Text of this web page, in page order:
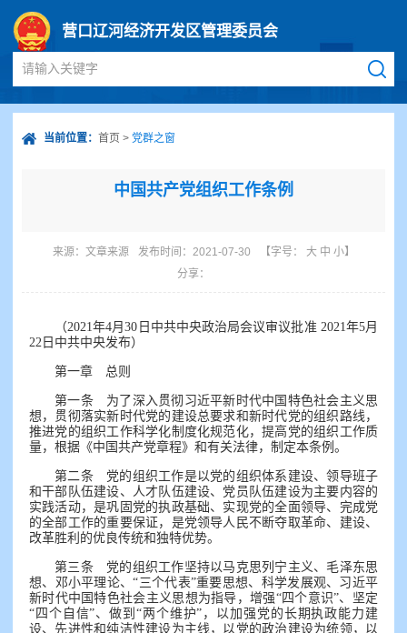
营口辽河经济开发区管理委员会
请输入关键字
当前位置： 首页 > 党群之窗
中国共产党组织工作条例
来源： 文章来源 发布时间：2021-07-30 【字号： 大 中 小】
分享：
（2021年4月30日中共中央政治局会议审议批准 2021年5月
22日中共中央发布）
第一章 总则
第一条 为了深入贯彻习近平新时代中国特色社会主义思
想，贯彻落实新时代党的建设总要求和新时代党的组织路线，
推进党的组织工作科学化制度化规范化，提高党的组织工作质
量，根据《中国共产党章程》和有关法律，制定本条例。
第二条 党的组织工作是以党的组织体系建设、领导班子
和干部队伍建设、人才队伍建设、党员队伍建设为主要内容的
实践活动，是巩固党的执政基础、实现党的全面领导、完成党
的全部工作的重要保证，是党领导人民不断夺取革命、建设、
改革胜利的优良传统和独特优势。
第三条 党的组织工作坚持以马克思列宁主义、毛泽东思
想、邓小平理论、“三个代表”重要思想、科学发展观、习近平
新时代中国特色社会主义思想为指导，增强“四个意识”、坚定
“四个自信”、做到“两个维护”，以加强党的长期执政能力建
设、先进性和纯洁性建设为主线，以党的政治建设为统领，以